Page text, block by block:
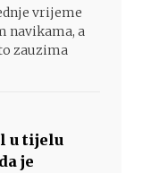
vrijeme
navikama, a
zauzima
u tijelu
je